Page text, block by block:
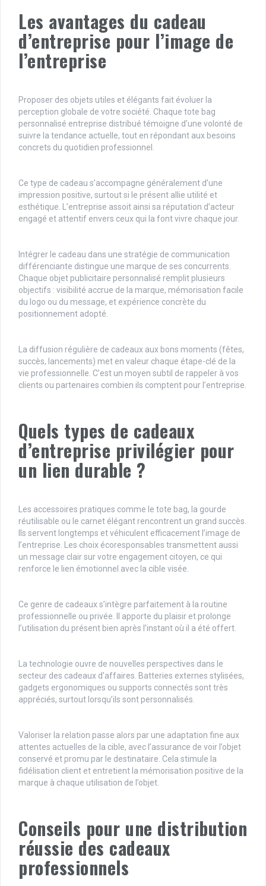
Les avantages du cadeau
d’entreprise pour l’image de
l’entreprise
Proposer des objets utiles et élégants fait évoluer la
perception globale de votre société. Chaque tote bag
personnalisé entreprise distribué témoigne d’une volonté de
suivre la tendance actuelle, tout en répondant aux besoins
concrets du quotidien professionnel.
Ce type de cadeau s’accompagne généralement d’une
impression positive, surtout si le présent allie utilité et
esthétique. L’entreprise assoit ainsi sa réputation d’acteur
engagé et attentif envers ceux qui la font vivre chaque jour.
Intégrer le cadeau dans une stratégie de communication
différenciante distingue une marque de ses concurrents.
Chaque objet publicitaire personnalisé remplit plusieurs
objectifs : visibilité accrue de la marque, mémorisation facile
du logo ou du message, et expérience concrète du
positionnement adopté.
La diffusion régulière de cadeaux aux bons moments (fêtes,
succès, lancements) met en valeur chaque étape-clé de la
vie professionnelle. C’est un moyen subtil de rappeler à vos
clients ou partenaires combien ils comptent pour l’entreprise.
Quels types de cadeaux
d’entreprise privilégier pour
un lien durable ?
Les accessoires pratiques comme le tote bag, la gourde
réutilisable ou le carnet élégant rencontrent un grand succès.
Ils servent longtemps et véhiculent efficacement l’image de
l’entreprise. Les choix écoresponsables transmettent aussi
un message clair sur votre engagement citoyen, ce qui
renforce le lien émotionnel avec la cible visée.
Ce genre de cadeaux s’intègre parfaitement à la routine
professionnelle ou privée. Il apporte du plaisir et prolonge
l’utilisation du présent bien après l’instant où il a été offert.
La technologie ouvre de nouvelles perspectives dans le
secteur des cadeaux d’affaires. Batteries externes stylisées,
gadgets ergonomiques ou supports connectés sont très
appréciés, surtout lorsqu’ils sont personnalisés.
Valoriser la relation passe alors par une adaptation fine aux
attentes actuelles de la cible, avec l’assurance de voir l’objet
conservé et promu par le destinataire. Cela stimule la
fidélisation client et entretient la mémorisation positive de la
marque à chaque utilisation de l’objet.
Conseils pour une distribution
réussie des cadeaux
professionnels